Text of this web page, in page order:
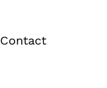
Contact